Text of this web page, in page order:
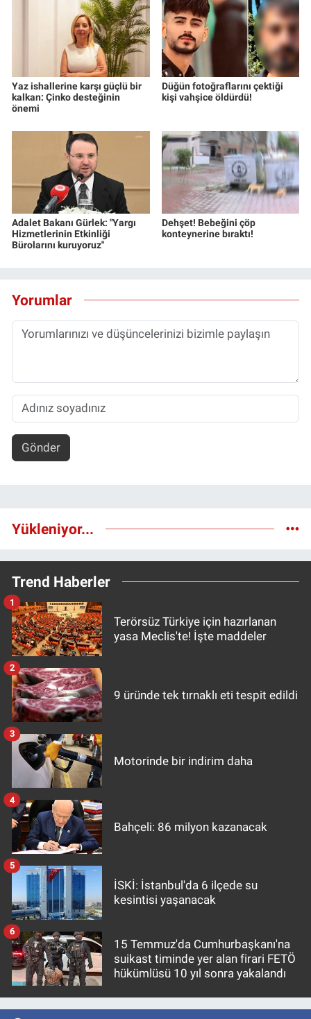
Yaz ishallerine karşı güçlü bir
kalkan: Çinko desteğinin
önemi
Düğün fotoğraflarını çektiği
kişi vahşice öldürdü!
Adalet Bakanı Gürlek: "Yargı
Hizmetlerinin Etkinliği
Bürolarını kuruyoruz"
Dehşet! Bebeğini çöp
konteynerine bıraktı!
Yorumlar
Gönder
Yükleniyor...
Trend Haberler
Terörsüz Türkiye için hazırlanan
yasa Meclis'te! İşte maddeler
1
9 üründe tek tırnaklı eti tespit edildi
2
Motorinde bir indirim daha
3
Bahçeli: 86 milyon kazanacak
4
İSKİ: İstanbul'da 6 ilçede su
kesintisi yaşanacak
5
15 Temmuz'da Cumhurbaşkanı'na
suikast timinde yer alan firari FETÖ
hükümlüsü 10 yıl sonra yakalandı
6